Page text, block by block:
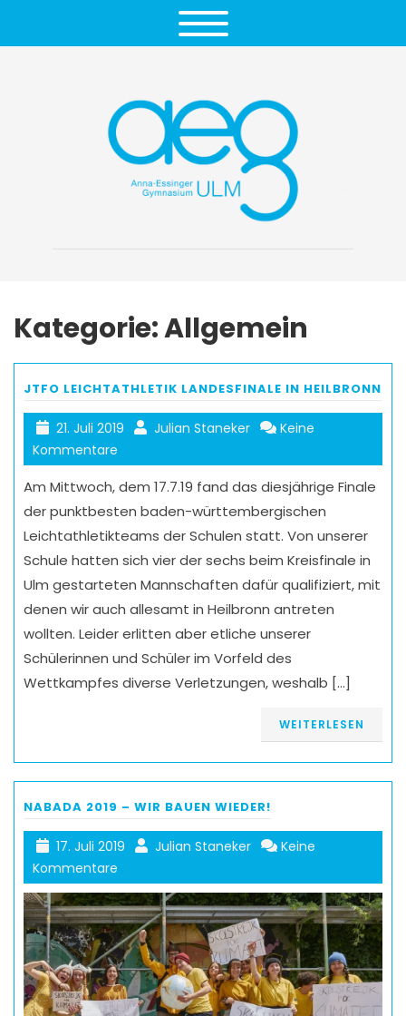
Kategorie:Allgemein
JTFO LEICHTATHLETIK LANDESFINALE IN HEILBRONN
21. Juli 2019 Julian Staneker
Keine
Kommentare
Am Mittwoch, dem 17.7.19 fand das diesjährige Finale
der punktbesten baden-württembergischen
Leichtathletikteams der Schulen statt. Von unserer
Schule hatten sich vier der sechs beim Kreisfinale in
Ulm gestarteten Mannschaften dafür qualifiziert, mit
denen wir auch allesamt in Heilbronn antreten
wollten. Leider erlitten aber etliche unserer
Schülerinnen und Schüler im Vorfeld des
Wettkampfes diverse Verletzungen, weshalb […]
WEITERLESEN
NABADA 2019 – WIR BAUEN WIEDER!
17. Juli 2019 Julian Staneker
Keine
Kommentare